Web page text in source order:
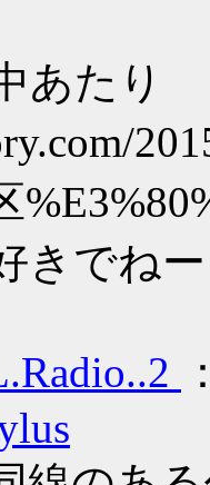
あたり
きでね